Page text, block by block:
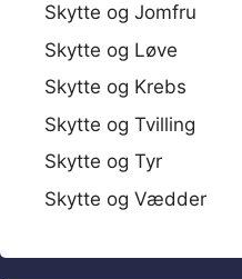
Skytte og Jomfru
Skytte og Løve
Skytte og Krebs
Skytte og Tvilling
Skytte og Tyr
Skytte og Vædder